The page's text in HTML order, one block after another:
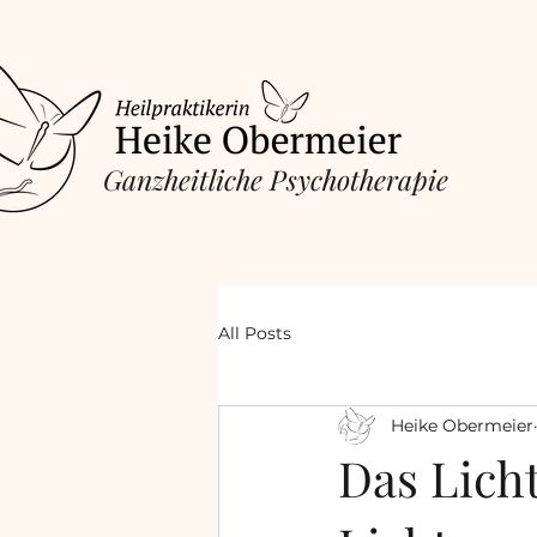
​Ganzheitliche Psychotherapie
All Posts
Das
Heike Obermeier